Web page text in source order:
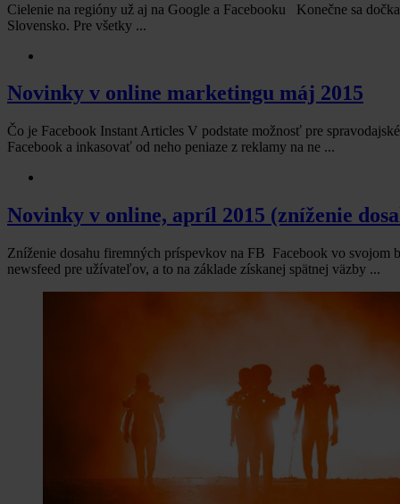
Cielenie na regióny už aj na Google a Facebooku Konečne sa
Slovensko. Pre všetky ...
Novinky v online marketingu máj 2015
Čo je Facebook Instant Articles V podstate možnosť pre
Facebook a inkasovať od neho peniaze z reklamy na ne ...
Novinky v online, apríl 2015 (zníženie
Zníženie dosahu firemných príspevkov na FB Facebook vo svojom
newsfeed pre užívateľov, a to na základe získanej spätnej väzby ...